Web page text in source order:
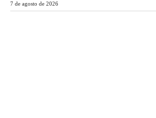
7 de agosto de 2026